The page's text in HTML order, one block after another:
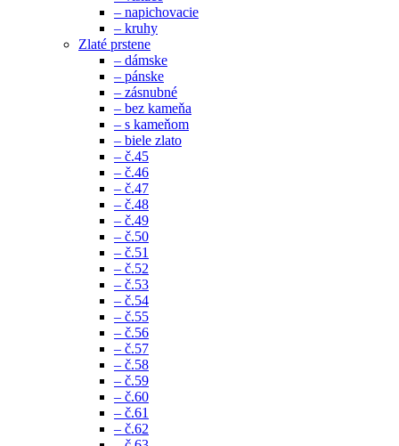
– napichovacie
– kruhy
Zlaté prstene
– dámske
– pánske
– zásnubné
– bez kameňa
– s kameňom
– biele zlato
– č.45
– č.46
– č.47
– č.48
– č.49
– č.50
– č.51
– č.52
– č.53
– č.54
– č.55
– č.56
– č.57
– č.58
– č.59
– č.60
– č.61
– č.62